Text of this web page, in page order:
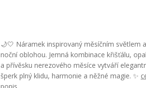
🌙🤍 Náramek inspirovaný měsíčním světlem a
noční oblohou. Jemná kombinace křišťálu,
a přívěsku nerezového měsíce vytváří
šperk plný klidu, harmonie a něžné magie. ✨